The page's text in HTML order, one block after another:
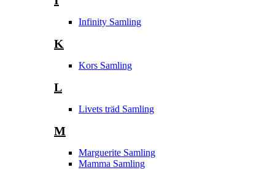
Infinity Samling
K
Kors Samling
L
Livets träd Samling
M
Marguerite Samling
Mamma Samling